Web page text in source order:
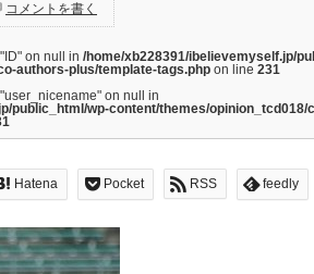
コメントを書く
on null in /home/xb228391/ibelievemyself.jp/
authors-plus/template-tags.php on line 231
on null in
public_html/wp-content/themes/opinion_tcd018/
Hatena Pocket RSS feedly